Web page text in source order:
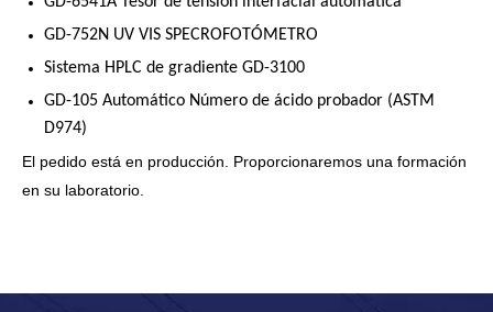
GD-752N UV VIS SPECROFOTÓMETRO
Sistema HPLC de gradiente GD-3100
GD-105 Automático Número de ácido probador (ASTM
D974)
El pedido está en producción. Proporcionaremos una formación
en su laboratorio.